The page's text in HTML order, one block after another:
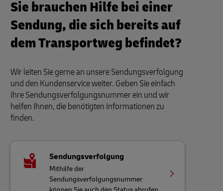
Sie brauchen Hilfe bei einer
Sendung, die sich bereits auf
dem Transportweg befindet?
Wir leiten Sie gerne an unsere Sendungsverfolgung
und den Kundenservice weiter. Geben Sie einfach
Ihre Sendungsverfolgungsnummer ein und wir
helfen Ihnen, die benötigten Informationen zu
finden.
Sendungsverfolgung
Mithilfe der
Sendungsverfolgungsnummer